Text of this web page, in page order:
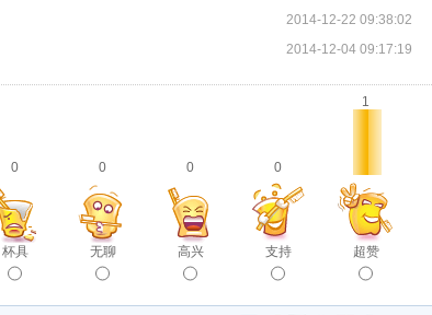
2014-12-22 09:38:02
2014-12-04 09:17:19
0
杯具
0
无聊
0
高兴
0
支持
1
超赞